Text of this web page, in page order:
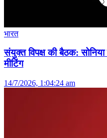
भारत
संयुक्त विपक्ष की बैठक:
मीटिंग
14/7/2026, 1:04:24 am